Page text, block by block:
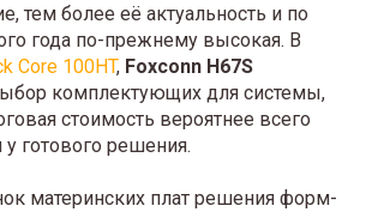
тем более её актуальность и по
года по-прежнему высокая. В
Core 100HT, Foxconn H67S
комплектующих для системы,
стоимость вероятнее всего
готового решения.
материнских плат решения форм-